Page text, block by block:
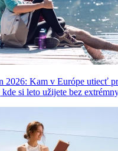
2026: Kam v Európe utiecť
kde si leto užijete bez